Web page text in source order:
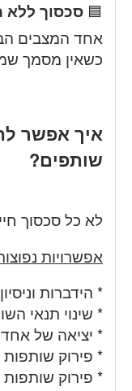
🟦 סכסוך ללא
אחד המצבים
כשאין מסמך
איך אפשר
שותפים?
לא כל סכסוך
אפשרויות
* הידברות
* שינוי תנאי
* יציאה של
* פירוק
* פירוק